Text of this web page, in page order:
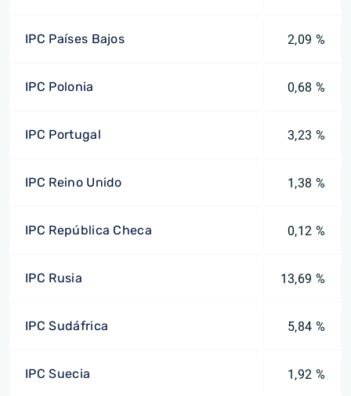
IPC Países Bajos 2,09 %
IPC Polonia 0,68 %
IPC Portugal 3,23 %
IPC Reino Unido 1,38 %
IPC República Checa 0,12 %
IPC Rusia 13,69 %
IPC Sudáfrica 5,84 %
IPC Suecia 1,92 %